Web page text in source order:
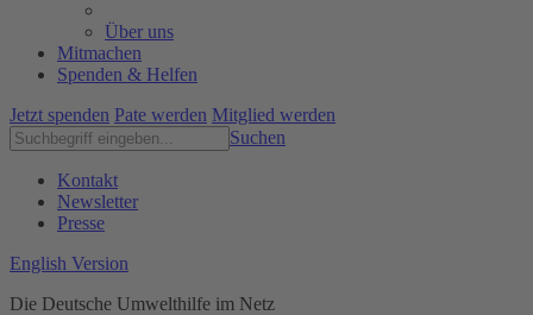
Über uns
Mitmachen
Spenden & Helfen
Jetzt spenden Pate werden Mitglied werden
Suchen
Kontakt
Newsletter
Presse
English Version
Die Deutsche Umwelthilfe im Netz